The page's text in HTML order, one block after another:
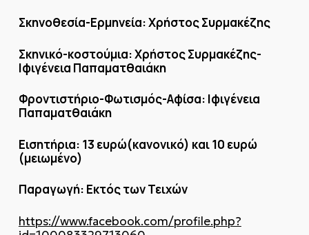
Σκηνοθεσία-Ερμηνεία: Χρήστος Συρμακέζης
Σκηνικό-κοστούμια: Χρήστος Συρμακέζης-
Ιφιγένεια Παπαματθαιάκη
Φροντιστήριο-Φωτισμός-Αφίσα: Ιφιγένεια
Παπαματθαιάκη
Εισητήρια: 13 ευρώ(κανονικό) και 10 ευρώ
(μειωμένο)
Παραγωγή: Εκτός των Τειχών
https://www.facebook.com/profile.php?